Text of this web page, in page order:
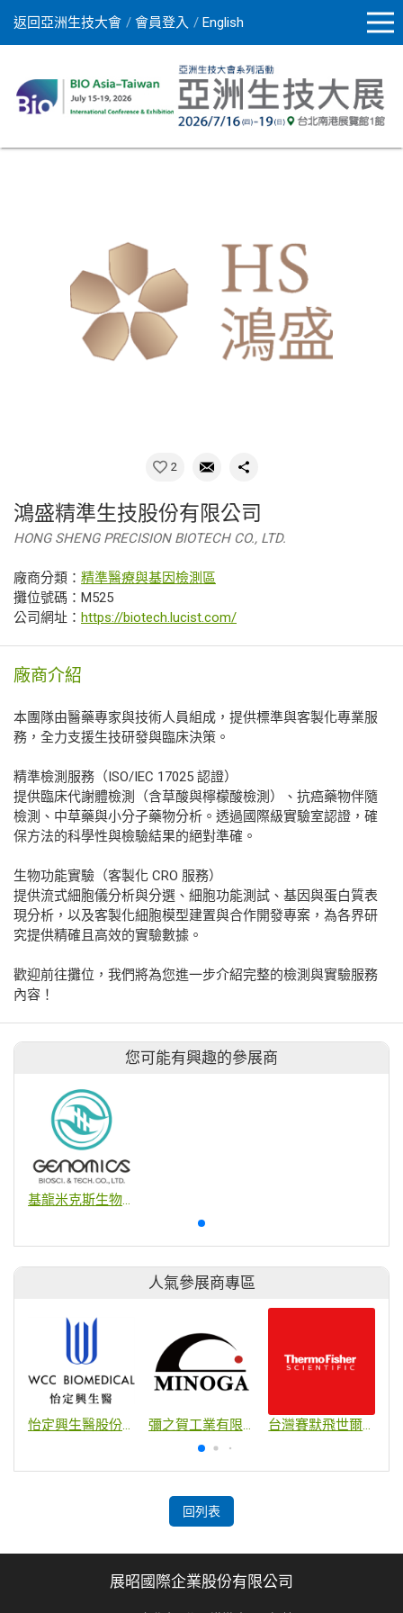
返回亞洲生技大會 會員登入 English
2
鴻盛精準生技股份有限公司
HONG SHENG PRECISION BIOTECH CO., LTD.
廠商分類： 精準醫療與基因檢測區
攤位號碼：M525
公司網址： https://biotech.lucist.com/
廠商介紹
本團隊由醫藥專家與技術人員組成，提供標準與客製化專業服
務，全力支援生技研發與臨床決策。
精準檢測服務（ISO/IEC 17025 認證）
提供臨床代謝體檢測（含草酸與檸檬酸檢測）、抗癌藥物伴隨
檢測、中草藥與小分子藥物分析。透過國際級實驗室認證，確
保方法的科學性與檢驗結果的絕對準確。
生物功能實驗（客製化 CRO 服務）
提供流式細胞儀分析與分選、細胞功能測試、基因與蛋白質表
現分析，以及客製化細胞模型建置與合作開發專案，為各界研
究提供精確且高效的實驗數據。
歡迎前往攤位，我們將為您進一步介紹完整的檢測與實驗服務
內容！
您可能有興趣的參展商
基龍米克斯生物科技股份有限公司
人氣參展商專區
回列表
展昭國際企業股份有限公司